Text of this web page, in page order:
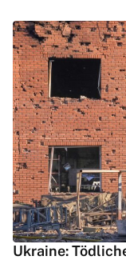
Ukraine: